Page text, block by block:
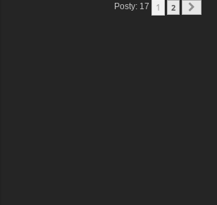
Posty: 17 1 2